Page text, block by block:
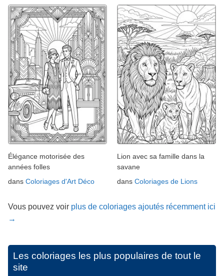
Élégance motorisée des
années folles
dans Coloriages d'Art Déco
Lion avec sa famille dans la
savane
dans Coloriages de Lions
Vous pouvez voir plus de coloriages ajoutés récemment ici
→
Les coloriages les plus populaires de tout le
site